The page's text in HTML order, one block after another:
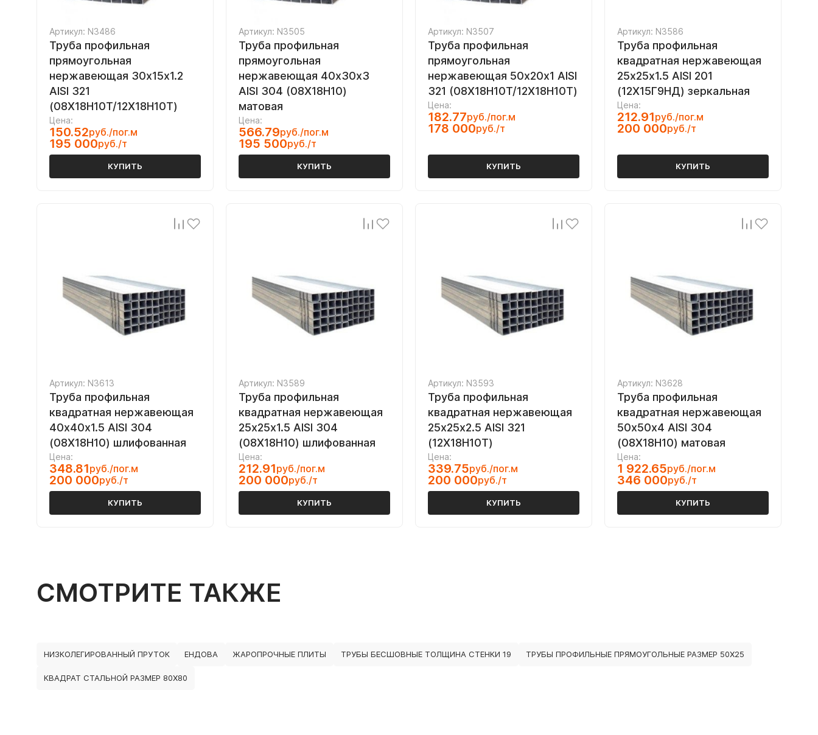
Артикул: N3486
Труба профильная
прямоугольная
нержавеющая 30х15х1.2
AISI 321
(08Х18Н10Т/12Х18Н10Т)
Цена:
150.52руб./пог.м
195 000руб./т
КУПИТЬ
Артикул: N3505
Труба профильная
прямоугольная
нержавеющая 40х30х3
AISI 304 (08Х18Н10)
матовая
Цена:
566.79руб./пог.м
195 500руб./т
КУПИТЬ
Артикул: N3507
Труба профильная
прямоугольная
нержавеющая 50х20х1 AISI
321 (08Х18Н10Т/12Х18Н10Т)
Цена:
182.77руб./пог.м
178 000руб./т
КУПИТЬ
Артикул: N3586
Труба профильная
квадратная нержавеющая
25х25х1.5 AISI 201
(12Х15Г9НД) зеркальная
Цена:
212.91руб./пог.м
200 000руб./т
КУПИТЬ
Артикул: N3613
Труба профильная
квадратная нержавеющая
40х40х1.5 AISI 304
(08Х18Н10) шлифованная
Цена:
348.81руб./пог.м
200 000руб./т
КУПИТЬ
Артикул: N3589
Труба профильная
квадратная нержавеющая
25х25х1.5 AISI 304
(08Х18Н10) шлифованная
Цена:
212.91руб./пог.м
200 000руб./т
КУПИТЬ
Артикул: N3593
Труба профильная
квадратная нержавеющая
25х25х2.5 AISI 321
(12Х18Н10Т)
Цена:
339.75руб./пог.м
200 000руб./т
КУПИТЬ
Артикул: N3628
Труба профильная
квадратная нержавеющая
50х50х4 AISI 304
(08Х18Н10) матовая
Цена:
1 922.65руб./пог.м
346 000руб./т
КУПИТЬ
СМОТРИТЕ ТАКЖЕ
НИЗКОЛЕГИРОВАННЫЙ ПРУТОК ЕНДОВА ЖАРОПРОЧНЫЕ ПЛИТЫ ТРУБЫ БЕСШОВНЫЕ ТОЛЩИНА СТЕНКИ 19 ТРУБЫ ПРОФИЛЬНЫЕ ПРЯМОУГОЛЬНЫЕ РАЗМЕР 50Х25
КВАДРАТ СТАЛЬНОЙ РАЗМЕР 80Х80